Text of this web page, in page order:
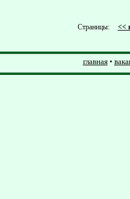
Страницы: <<
главная•